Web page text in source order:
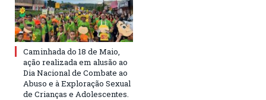
Caminhada do 18 de Maio,
ação realizada em alusão ao
Dia Nacional de Combate ao
Abuso e à Exploração Sexual
de Crianças e Adolescentes.